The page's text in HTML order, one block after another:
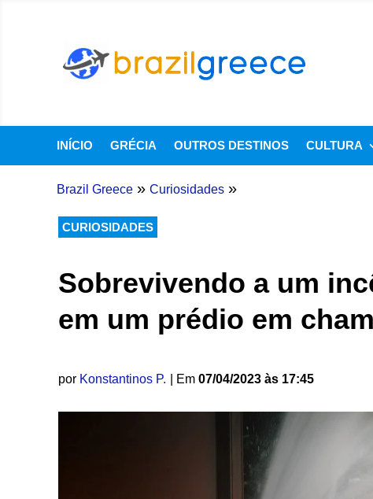
INÍCIO GRÉCIA OUTROS DESTINOS CULTURA
Brazil Greece » Curiosidades »
CURIOSIDADES
Sobrevivendo a um
em um prédio em
por Konstantinos P. | Em 07/04/2023 às 17:45